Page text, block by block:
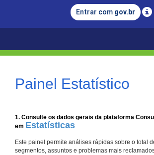
Entrar com gov.br
Painel Estatístico
1. Consulte os dados gerais da plataforma
em Estatísticas
Este painel permite análises rápidas sobre o total
segmentos, assuntos e problemas mais